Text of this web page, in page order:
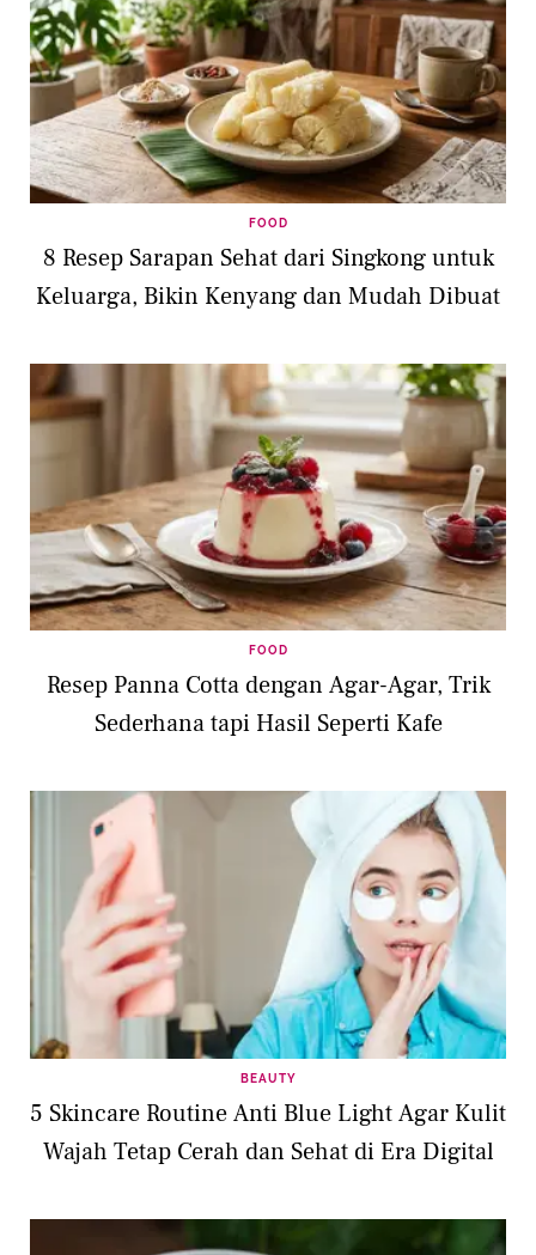
FOOD
8 Resep Sarapan Sehat dari Singkong untuk
Keluarga, Bikin Kenyang dan Mudah Dibuat
FOOD
Resep Panna Cotta dengan Agar-Agar, Trik
Sederhana tapi Hasil Seperti Kafe
BEAUTY
5 Skincare Routine Anti Blue Light Agar Kulit
Wajah Tetap Cerah dan Sehat di Era Digital